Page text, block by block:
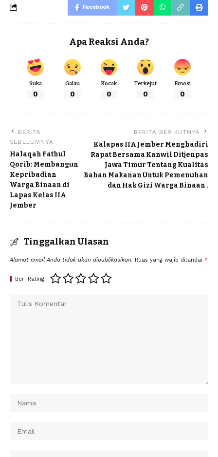
Facebook
Apa Reaksi Anda?
Suka
0
Galau
0
Kocak
0
Terkejut
0
Emosi
0
BERITA
SEBELUMNYA
Halaqah Fathul
Qorib: Membangun
Kepribadian
Warga Binaan di
Lapas Kelas IIA
Jember
BERITA BERIKUTNYA
Kalapas IIA Jember Menghadiri
Rapat Bersama Kanwil Ditjenpas
Jawa Timur Tentang Kualitas
Bahan Makanan Untuk Pemenuhan
dan Hak Gizi Warga Binaan .
Tinggalkan Ulasan
Alamat email Anda tidak akan dipublikasikan. Ruas yang wajib ditandai *
Beri Rating